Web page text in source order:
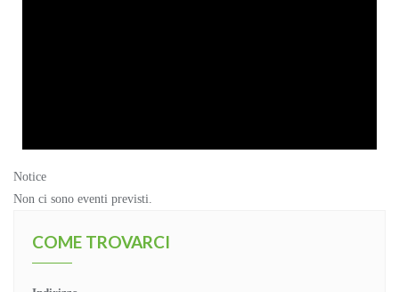
Notice
Non ci sono eventi previsti.
COME TROVARCI